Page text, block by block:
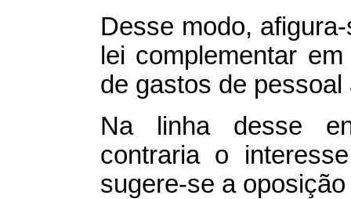
Desse modo,
lei complementar
de gastos de
Na linha desse
contraria o
sugere-se a